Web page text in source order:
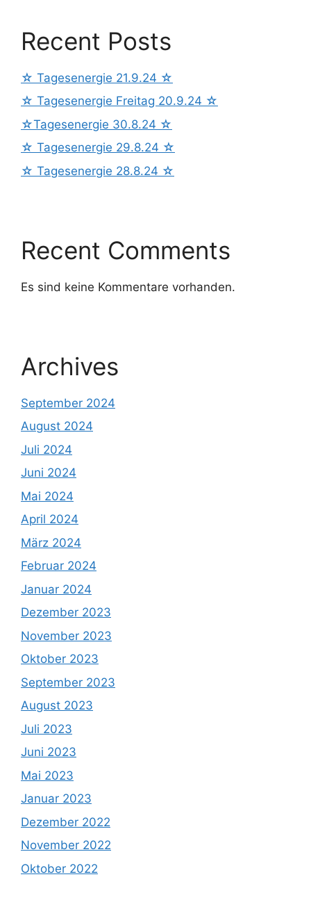
Recent Posts
☆ Tagesenergie 21.9.24 ☆
☆ Tagesenergie Freitag 20.9.24 ☆
☆Tagesenergie 30.8.24 ☆
☆ Tagesenergie 29.8.24 ☆
☆ Tagesenergie 28.8.24 ☆
Recent Comments
Es sind keine Kommentare vorhanden.
Archives
September 2024
August 2024
Juli 2024
Juni 2024
Mai 2024
April 2024
März 2024
Februar 2024
Januar 2024
Dezember 2023
November 2023
Oktober 2023
September 2023
August 2023
Juli 2023
Juni 2023
Mai 2023
Januar 2023
Dezember 2022
November 2022
Oktober 2022